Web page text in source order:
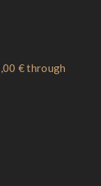
€ through